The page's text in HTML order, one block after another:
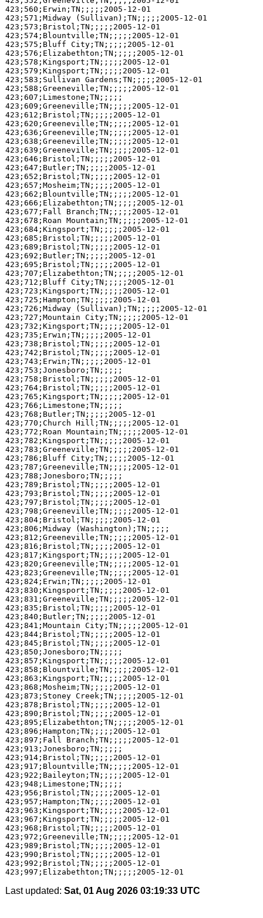
423;560;Erwin;TN;;;;;2005-12-01
423;571;Midway (Sullivan);TN;;;;;2005-12-01
423;573;Bristol;TN;;;;;2005-12-01
423;574;Blountville;TN;;;;;2005-12-01
423;575;Bluff City;TN;;;;;2005-12-01
423;576;Elizabethton;TN;;;;;2005-12-01
423;578;Kingsport;TN;;;;;2005-12-01
423;579;Kingsport;TN;;;;;2005-12-01
423;583;Sullivan Gardens;TN;;;;;2005-12-01
423;588;Greeneville;TN;;;;;2005-12-01
423;607;Limestone;TN;;;;;
423;609;Greeneville;TN;;;;;2005-12-01
423;612;Bristol;TN;;;;;2005-12-01
423;620;Greeneville;TN;;;;;2005-12-01
423;636;Greeneville;TN;;;;;2005-12-01
423;638;Greeneville;TN;;;;;2005-12-01
423;639;Greeneville;TN;;;;;2005-12-01
423;646;Bristol;TN;;;;;2005-12-01
423;647;Butler;TN;;;;;2005-12-01
423;652;Bristol;TN;;;;;2005-12-01
423;657;Mosheim;TN;;;;;2005-12-01
423;662;Blountville;TN;;;;;2005-12-01
423;666;Elizabethton;TN;;;;;2005-12-01
423;677;Fall Branch;TN;;;;;2005-12-01
423;678;Roan Mountain;TN;;;;;2005-12-01
423;684;Kingsport;TN;;;;;2005-12-01
423;685;Bristol;TN;;;;;2005-12-01
423;689;Bristol;TN;;;;;2005-12-01
423;692;Butler;TN;;;;;2005-12-01
423;695;Bristol;TN;;;;;2005-12-01
423;707;Elizabethton;TN;;;;;2005-12-01
423;712;Bluff City;TN;;;;;2005-12-01
423;723;Kingsport;TN;;;;;2005-12-01
423;725;Hampton;TN;;;;;2005-12-01
423;726;Midway (Sullivan);TN;;;;;2005-12-01
423;727;Mountain City;TN;;;;;2005-12-01
423;732;Kingsport;TN;;;;;2005-12-01
423;735;Erwin;TN;;;;;2005-12-01
423;738;Bristol;TN;;;;;2005-12-01
423;742;Bristol;TN;;;;;2005-12-01
423;743;Erwin;TN;;;;;2005-12-01
423;753;Jonesboro;TN;;;;;
423;758;Bristol;TN;;;;;2005-12-01
423;764;Bristol;TN;;;;;2005-12-01
423;765;Kingsport;TN;;;;;2005-12-01
423;766;Limestone;TN;;;;;
423;768;Butler;TN;;;;;2005-12-01
423;770;Church Hill;TN;;;;;2005-12-01
423;772;Roan Mountain;TN;;;;;2005-12-01
423;782;Kingsport;TN;;;;;2005-12-01
423;783;Greeneville;TN;;;;;2005-12-01
423;786;Bluff City;TN;;;;;2005-12-01
423;787;Greeneville;TN;;;;;2005-12-01
423;788;Jonesboro;TN;;;;;
423;789;Bristol;TN;;;;;2005-12-01
423;793;Bristol;TN;;;;;2005-12-01
423;797;Bristol;TN;;;;;2005-12-01
423;798;Greeneville;TN;;;;;2005-12-01
423;804;Bristol;TN;;;;;2005-12-01
423;806;Midway (Washington);TN;;;;;
423;812;Greeneville;TN;;;;;2005-12-01
423;816;Bristol;TN;;;;;2005-12-01
423;817;Kingsport;TN;;;;;2005-12-01
423;820;Greeneville;TN;;;;;2005-12-01
423;823;Greeneville;TN;;;;;2005-12-01
423;824;Erwin;TN;;;;;2005-12-01
423;830;Kingsport;TN;;;;;2005-12-01
423;831;Greeneville;TN;;;;;2005-12-01
423;835;Bristol;TN;;;;;2005-12-01
423;840;Butler;TN;;;;;2005-12-01
423;841;Mountain City;TN;;;;;2005-12-01
423;844;Bristol;TN;;;;;2005-12-01
423;845;Bristol;TN;;;;;2005-12-01
423;850;Jonesboro;TN;;;;;
423;857;Kingsport;TN;;;;;2005-12-01
423;858;Blountville;TN;;;;;2005-12-01
423;863;Kingsport;TN;;;;;2005-12-01
423;868;Mosheim;TN;;;;;2005-12-01
423;873;Stoney Creek;TN;;;;;2005-12-01
423;878;Bristol;TN;;;;;2005-12-01
423;890;Bristol;TN;;;;;2005-12-01
423;895;Elizabethton;TN;;;;;2005-12-01
423;896;Hampton;TN;;;;;2005-12-01
423;897;Fall Branch;TN;;;;;2005-12-01
423;913;Jonesboro;TN;;;;;
423;914;Bristol;TN;;;;;2005-12-01
423;917;Blountville;TN;;;;;2005-12-01
423;922;Baileyton;TN;;;;;2005-12-01
423;948;Limestone;TN;;;;;
423;956;Bristol;TN;;;;;2005-12-01
423;957;Hampton;TN;;;;;2005-12-01
423;963;Kingsport;TN;;;;;2005-12-01
423;967;Kingsport;TN;;;;;2005-12-01
423;968;Bristol;TN;;;;;2005-12-01
423;972;Greeneville;TN;;;;;2005-12-01
423;989;Bristol;TN;;;;;2005-12-01
423;990;Bristol;TN;;;;;2005-12-01
423;992;Bristol;TN;;;;;2005-12-01
Last updated: Sat, 01 Aug 2026 03:19:33 UTC